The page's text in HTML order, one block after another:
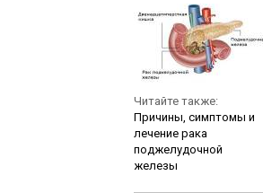
Читайте также:
Причины, симптомы и
лечение рака
поджелудочной
железы